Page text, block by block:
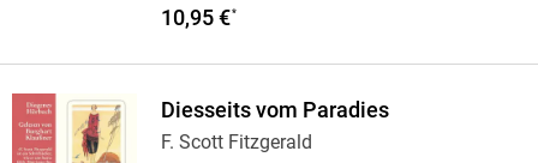
10,95 €*
Diesseits vom Paradies
F. Scott Fitzgerald